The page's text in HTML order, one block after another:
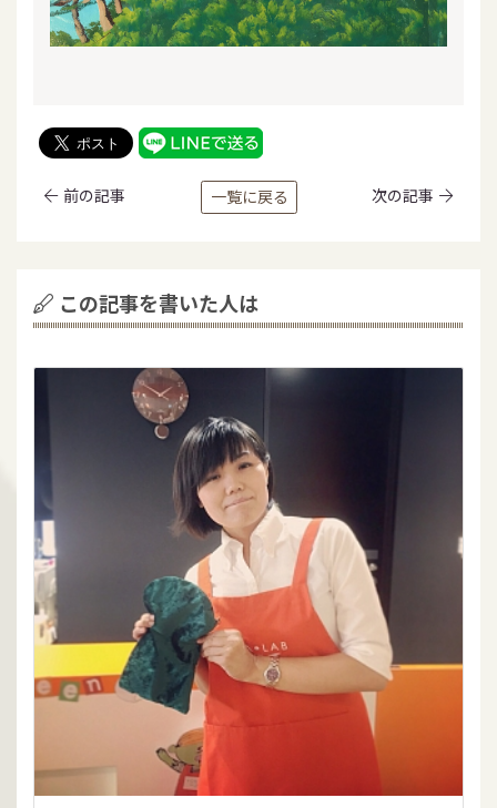
前の記事 一覧に戻る 次の記事
この記事を書いた人は